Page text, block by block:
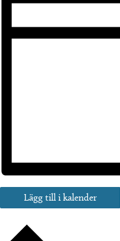
Lägg till i kalender